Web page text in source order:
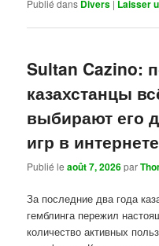
Publié dans Divers | Laisser
Sultan Cazino:
казахстанцы
выбирают его
игр в интернете
Publié leaoût 7, 2026par
За последние два года
гемблинга пережил
количество активных